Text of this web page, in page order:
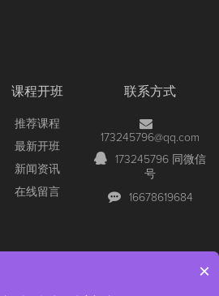
课程开班
推荐课程
最新开班
新闻资讯
在线留言
联系方式
173245796@qq.com
173245796 同微信
号
16678619684
×